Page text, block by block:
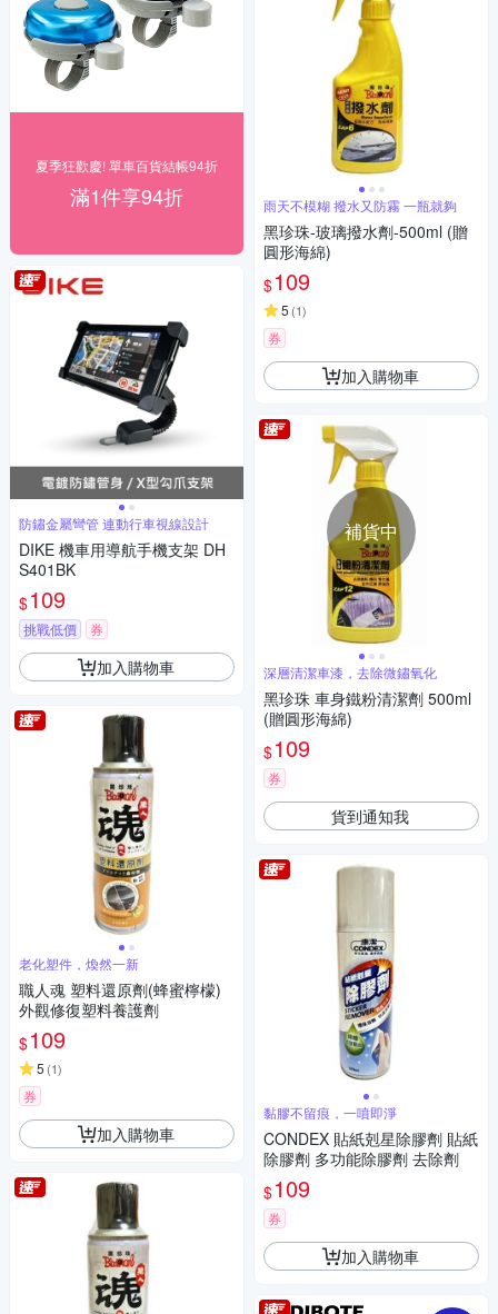
夏季狂歡慶! 單車百貨結帳94折
滿1件享94折
防鏽金屬彎管 連動行車視線設計
DIKE 機車用導航手機支架 DH
S401BK
$109
挑戰低價 券
加入購物車
老化塑件，煥然一新
職人魂 塑料還原劑(蜂蜜檸檬)
外觀修復塑料養護劑
$109
5 (1)
券
加入購物車
雨天不模糊 撥水又防霧 一瓶就夠
黑珍珠-玻璃撥水劑-500ml (贈
圓形海綿)
$109
5 (1)
券
加入購物車
補貨中
深層清潔車漆，去除微鏽氧化
黑珍珠 車身鐵粉清潔劑 500ml
(贈圓形海綿)
$109
券
貨到通知我
黏膠不留痕，一噴即淨
CONDEX 貼紙剋星除膠劑 貼紙
除膠劑 多功能除膠劑 去除劑
$109
券
加入購物車